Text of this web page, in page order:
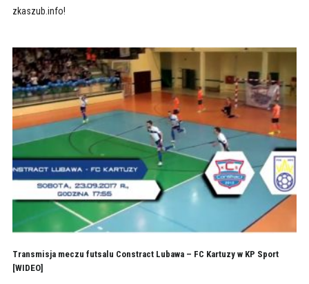
zkaszub.info!
Transmisja meczu futsalu Constract Lubawa – FC Kartuzy w KP Sport
[WIDEO]